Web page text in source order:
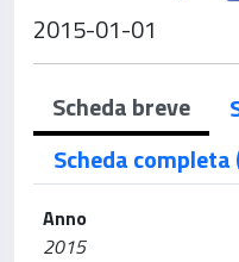
2015-01-01
Scheda breve
Scheda completa
Anno
2015